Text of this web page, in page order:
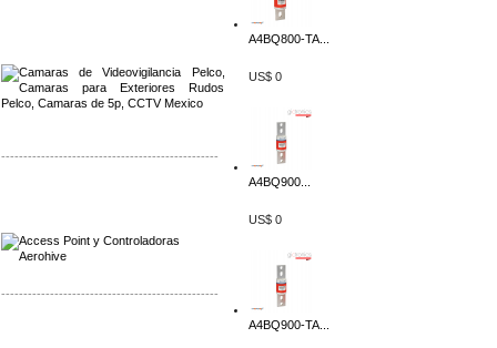
-------------------------------------------------
-------------------------------------------------
A4BQ800-TA...
US$ 0
A4BQ900...
US$ 0
A4BQ900-TA...